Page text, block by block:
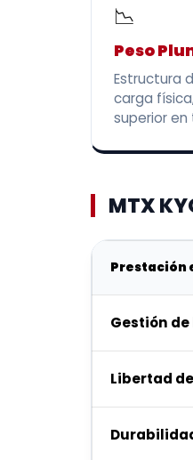
📉
Peso
Estructura
carga
superior
MTX
Prestación
Gestión
Libertad